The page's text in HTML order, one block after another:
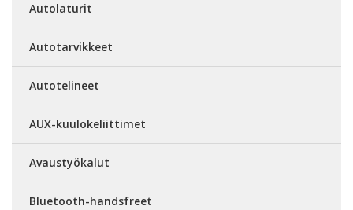
Autolaturit
Autotarvikkeet
Autotelineet
AUX-kuulokeliittimet
Avaustyökalut
Bluetooth-handsfreet